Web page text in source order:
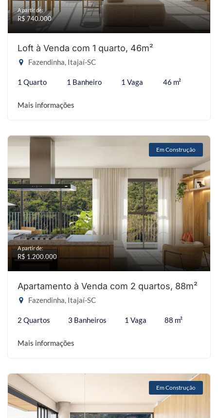
A partir de:
R$ 740.000
Loft à Venda com 1 quarto, 46m²
Fazendinha, Itajaí-SC
1 Quarto 1 Banheiro 1 Vaga 46 m²
Mais informações
Em Construção
A partir de:
R$ 1.200.000
Apartamento à Venda com 2 quartos, 88m²
Fazendinha, Itajaí-SC
2 Quartos 3 Banheiros 1 Vaga 88 m²
Mais informações
Em Construção